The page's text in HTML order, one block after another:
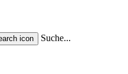
Suche...